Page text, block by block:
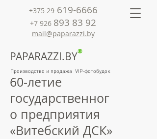
PAPARAZZI.BY®
Производство и продажа VIP-фотобудок
+375 29 619-6666
+7 926 893 83 92
mail@paparazzi.by
60-летие
государственног
о предприятия
«Витебский ДСК»